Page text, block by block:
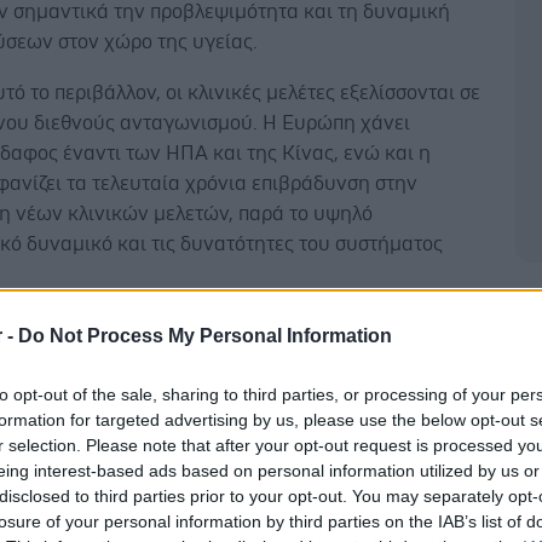
- Do Not Process My Personal Information
opt-out of the sale, sharing to third parties, or processing of your
for targeted advertising by us, please use the below opt-out
selection. Please note that after your opt-out request is processed
interest-based ads based on personal information utilized by us
to third parties prior to your opt-out. You may separately
of your personal information by third parties on the IAB’s list of
σημαντικά την προβλεψιμότητα και τη δυναμική
στον χώρο της υγείας.
το περιβάλλον, οι κλινικές μελέτες εξελίσσονται σε
διεθνούς ανταγωνισμού. Η Ευρώπη χάνει
έναντι των ΗΠΑ και της Κίνας, ενώ και η
τα τελευταία χρόνια επιβράδυνση στην
νέων κλινικών μελετών, παρά το υψηλό
δυναμικό και τις δυνατότητες του συστήματος
η Ελλάδα εξακολουθεί να υπολείπεται των
να παραμένουν στάσιμες σε επίπεδα χαμηλότερα
χωρών. Σύμφωνα με τα διαθέσιμα στοιχεία, οι
σε κλινικές μελέτες στη χώρα για το 2025 ήταν
160εκατ. ευρώ — επίπεδο σημαντικά χαμηλότερο
δυναμικό της Ελλάδας, το οποίο θα μπορούσε
στη βάση ενός πιο ανταγωνιστικού και